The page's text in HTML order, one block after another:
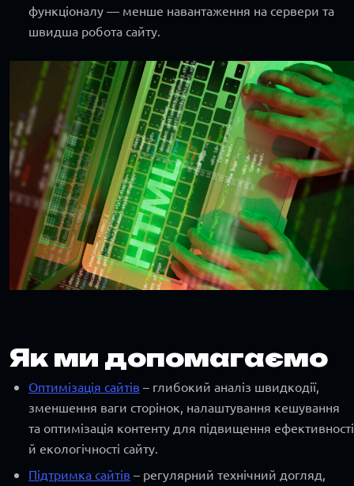
функціоналу — менше навантаження на сервери та
швидша робота сайту.
Як ми допомагаємо
Оптимізація сайтів – глибокий аналіз швидкодії,
зменшення ваги сторінок, налаштування кешування
та оптимізація контенту для підвищення ефективності
й екологічності сайту.
Підтримка сайтів – регулярний технічний догляд,